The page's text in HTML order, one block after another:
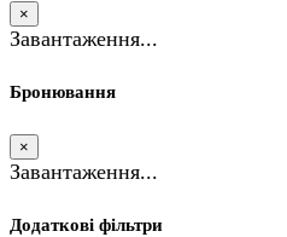
×
Завантаження...
Бронювання
×
Завантаження...
Додаткові фільтри